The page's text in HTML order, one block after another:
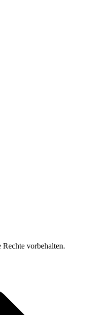
vorbehalten.